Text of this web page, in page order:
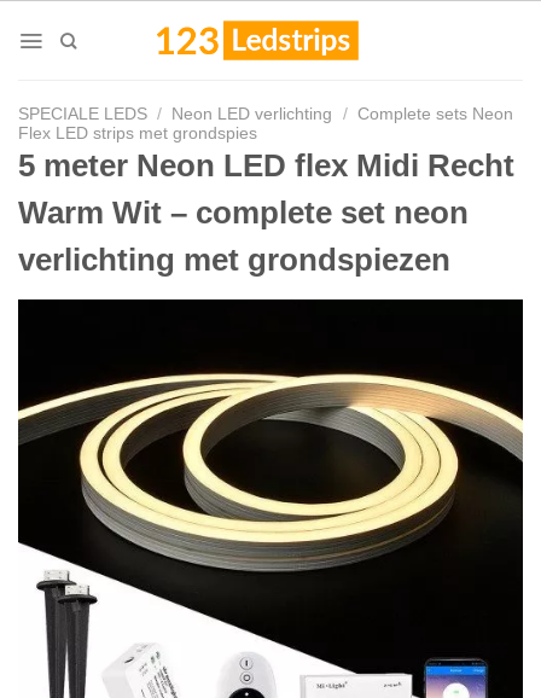
SPECIALE LEDS / Neon LED verlichting / Complete sets Neon
Flex LED strips met grondspies
5 meter Neon LED flex Midi Recht
Warm Wit – complete set neon
verlichting met grondspiezen